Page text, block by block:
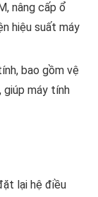
nâng cấp ổ
hiệu suất máy
bao gồm vệ
giúp máy tính
lại hệ điều